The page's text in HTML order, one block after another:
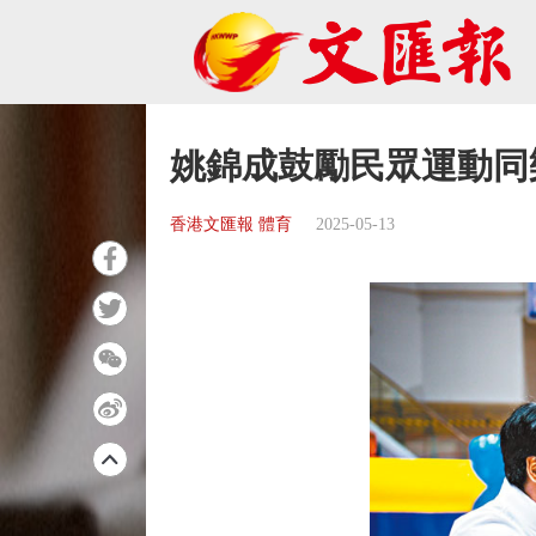
姚錦成鼓勵民眾運動
香港文匯報 體育 2025-05-13